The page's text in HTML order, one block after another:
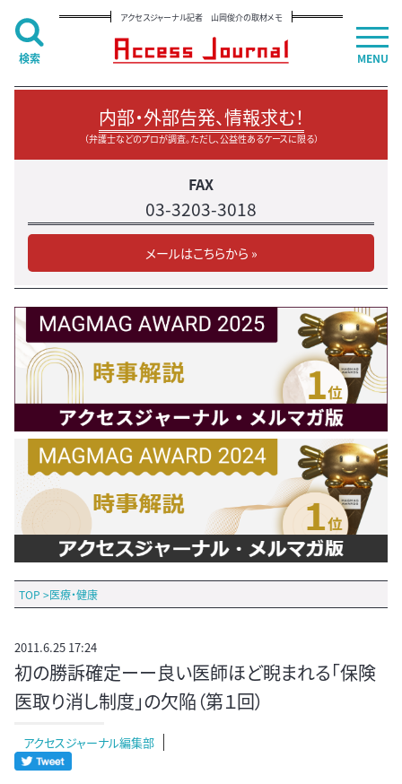
アクセスジャーナル記者 山岡俊介の取材メモ
内部・外部告発、情報求む！
（弁護士などのプロが調査。ただし、公益性あるケースに限る）
FAX
03-3203-3018
メールはこちらから »
TOP >医療・健康
2011.6.25 17:24
初の勝訴確定ーー良い医師ほど睨まれる「保険
医取り消し制度」の欠陥（第１回）
アクセスジャーナル編集部
MENU
検索